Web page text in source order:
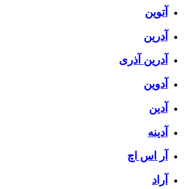
آتوین
آدرین
آدرین آذری
آدوین
آدین
آدینه
آر اس اچ
آراد